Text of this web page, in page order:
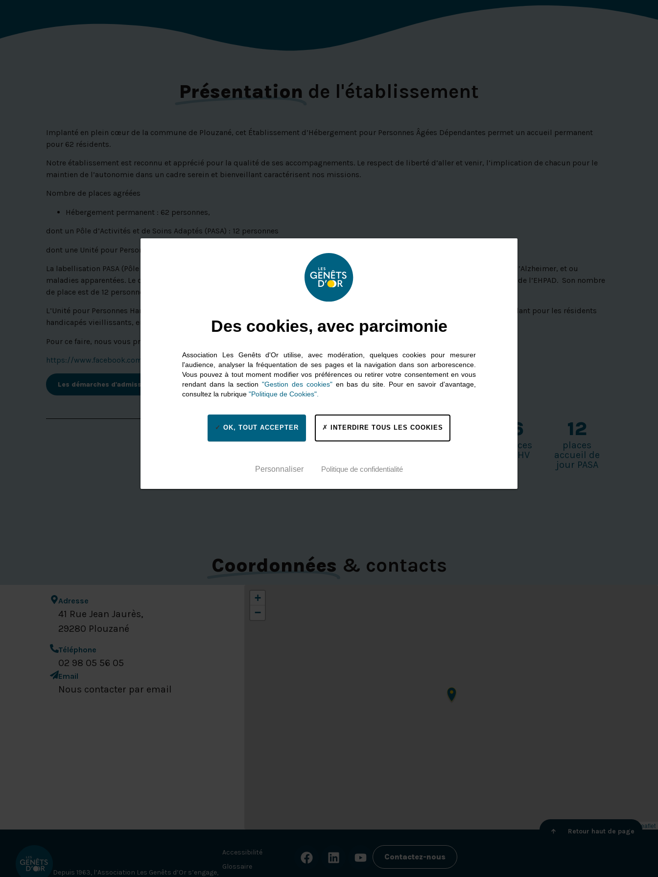
Présentation de l'établissement
Implanté en plein cœur de la commune de Plouzané, cet Établissement d’Hébergement pour Personnes Âgées Dépendantes permet un accueil permanent
pour 62 résidents.
Notre établissement est reconnu et apprécié pour la qualité de ses accompagnements. Le respect de liberté d’aller et venir, l’implication de chacun pour le
maintien de l’autonomie dans un cadre serein et bienveillant caractérisent nos missions.
Nombre de places agréées
Hébergement permanent : 62 personnes,
dont un Pôle d’Activités et de Soins Adaptés (PASA) : 12 personnes
dont une Unité pour Personnes Handicapées Vieillissantes (UPHV) 6 personnes
La labellisation PASA (Pôle d’Activité et de Soins Adaptés) est un accompagnement spécifique de personnes atteintes de la maladie d’Alzheimer, et ou
maladies apparentées. Le dispositif s’apparente au fonctionnement d’un accueil de jour mais est exclusivement dédié aux résidents de l’EHPAD. Son nombre
de place est de 12 personnes.
L’Unité pour Personnes Handicapées Vieillissantes (UPHV) a pour objectif principal de proposer un environnement adapté et bienveillant pour les résidents
handicapés vieillissants, en prenant en compte leurs besoins spécifiques, leur dignité, leur autonomie et leur bien-être.
Pour ce faire, nous vous proposons dans des locaux dédiés : des activités sociales et éducatives et des actions de soins adaptées.
https://www.facebook.com/p/EHPAD-Kerallan-100085680027025/
Les démarches d'admission
EHPAD de Kerallan
en chiffres
personnes
places
UPHV
6
places
accueil de
jour PASA
12
Coordonnées & contacts
Adresse
41 Rue Jean Jaurès,
29280 Plouzané
Téléphone
02 98 05 56 05
Email
Nous contacter par email
+
−
Leaflet
Depuis 1963, l’Association Les Genêts d’Or s’engage,
Accessibilité
Glossaire
Contactez-nous
Retour haut de page
Des cookies, avec parcimonie
Association Les Genêts d'Or utilise, avec modération, quelques cookies pour mesurer
l'audience, analyser la fréquentation de ses pages et la navigation dans son arborescence.
Vous pouvez à tout moment modifier vos préférences ou retirer votre consentement en vous
rendant dans la section"Gestion des cookies"en bas du site. Pour en savoir d'avantage,
consultez la rubrique "Politique de Cookies".
OK, TOUT ACCEPTER INTERDIRE TOUS LES COOKIES
Personnaliser Politique de confidentialité